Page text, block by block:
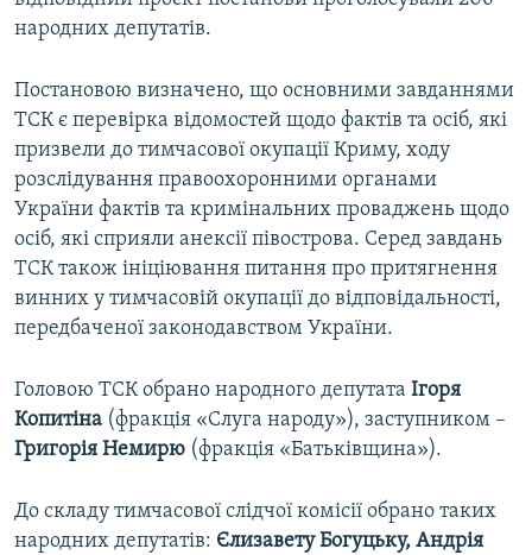
народних депутатів.
Постановою визначено, що основними завданнями
ТСК є перевірка відомостей щодо фактів та осіб, які
призвели до тимчасової окупації Криму, ходу
розслідування правоохоронними органами
України фактів та кримінальних проваджень щодо
осіб, які сприяли анексії півострова. Серед завдань
ТСК також ініціювання питання про притягнення
винних у тимчасовій окупації до відповідальності,
передбаченої законодавством України.
Головою ТСК обрано народного депутата Ігоря
Копитіна (фракція «Слуга народу»), заступником –
Григорія Немирю (фракція «Батьківщина»).
До складу тимчасової слідчої комісії обрано таких
народних депутатів: Єлизавету Богуцьку, Андрія